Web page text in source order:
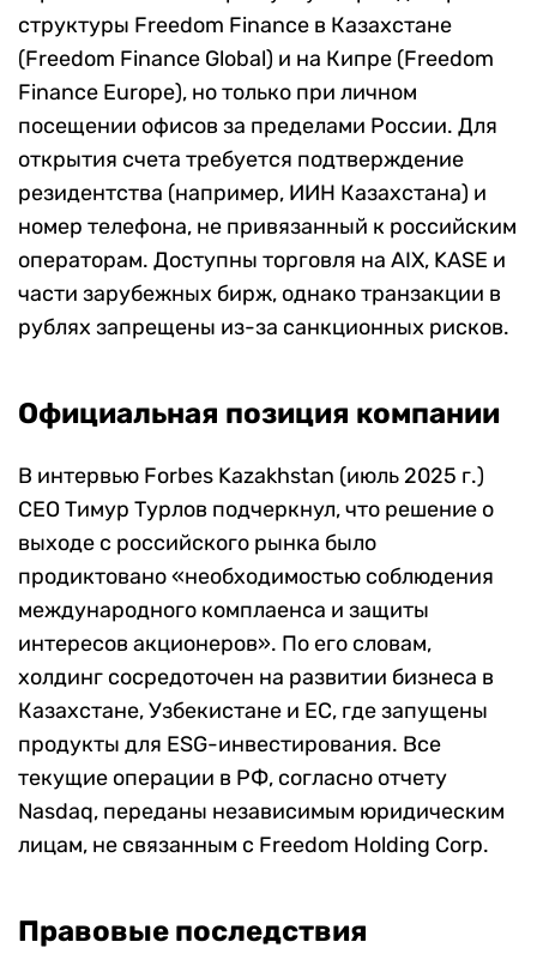
структуры Freedom Finance в Казахстане
(Freedom Finance Global) и на Кипре (Freedom
Finance Europe), но только при личном
посещении офисов за пределами России. Для
открытия счета требуется подтверждение
резидентства (например, ИИН Казахстана) и
номер телефона, не привязанный к российским
операторам. Доступны торговля на AIX, KASE и
части зарубежных бирж, однако транзакции в
рублях запрещены из-за санкционных рисков.
Официальная позиция компании
В интервью Forbes Kazakhstan (июль 2025 г.)
CEO Тимур Турлов подчеркнул, что решение о
выходе с российского рынка было
продиктовано «необходимостью соблюдения
международного комплаенса и защиты
интересов акционеров». По его словам,
холдинг сосредоточен на развитии бизнеса в
Казахстане, Узбекистане и ЕС, где запущены
продукты для ESG-инвестирования. Все
текущие операции в РФ, согласно отчету
Nasdaq, переданы независимым юридическим
лицам, не связанным с Freedom Holding Corp.
Правовые последствия